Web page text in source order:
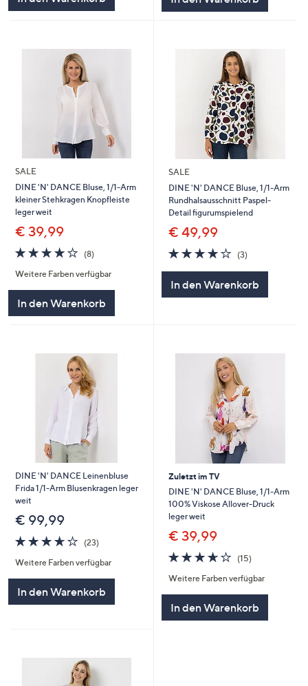
SALE
DINE 'N' DANCE Bluse, 1/1-Arm
kleiner Stehkragen Knopfleiste
leger weit
€ 39,99
3.8
von
5
(8)8
Weitere Farben verfügbar
In den Warenkorb
SALE
DINE 'N' DANCE Bluse, 1/1-Arm
Rundhalsausschnitt Paspel-
Detail figurumspielend
€ 49,99
3.7
von
(3)3
In den Warenkorb
DINE 'N' DANCE Leinenbluse
Frida 1/1-Arm Blusenkragen leger
weit
€ 99,99
3.6
von
5
(23)23
Weitere Farben verfügbar
In den Warenkorb
Zuletzt im TV
DINE 'N' DANCE Bluse, 1/1-Arm
100% Viskose Allover-Druck
leger weit
€ 39,99
3.6
von
5
(15)15
Weitere Farben verfügbar
In den Warenkorb